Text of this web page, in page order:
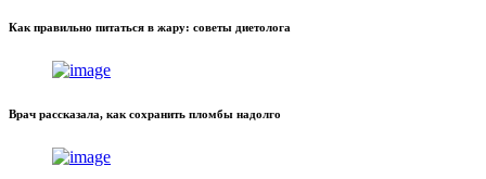
Как правильно питаться в жару: советы диетолога
Врач рассказала, как сохранить пломбы надолго